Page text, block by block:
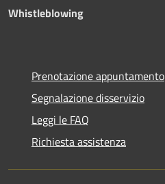
Whistleblowing
Prenotazione appuntamento
Segnalazione disservizio
Leggi le FAQ
Richiesta assistenza